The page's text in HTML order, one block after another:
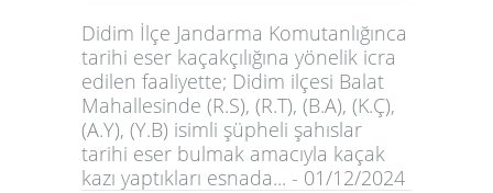
Didim İlçe Jandarma Komutanlığınca
tarihi eser kaçakçılığına yönelik icra
edilen faaliyette; Didim ilçesi Balat
Mahallesinde (R.S), (R.T), (B.A), (K.Ç),
(A.Y), (Y.B) isimli şüpheli şahıslar
tarihi eser bulmak amacıyla kaçak
kazı yaptıkları esnada... - 01/12/2024